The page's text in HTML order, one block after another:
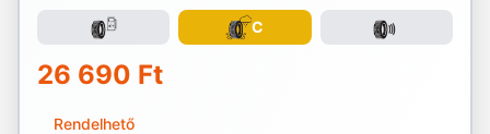
C
26 690 Ft
Rendelhető